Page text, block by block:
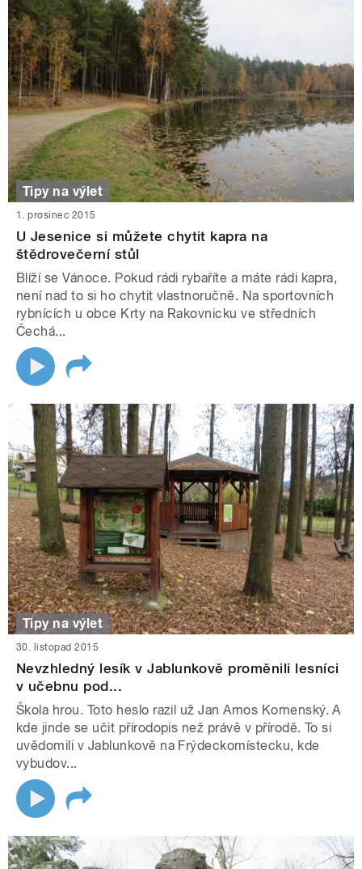
Tipy na výlet
1. prosinec 2015
U Jesenice si můžete chytit kapra na
štědrovečerní stůl
Blíží se Vánoce. Pokud rádi rybaříte a máte rádi kapra,
není nad to si ho chytit vlastnoručně. Na sportovních
rybnících u obce Krty na Rakovnicku ve středních
Čechá...
Tipy na výlet
30. listopad 2015
Nevzhledný lesík v Jablunkově proměnili lesníci
v učebnu pod...
Škola hrou. Toto heslo razil už Jan Amos Komenský. A
kde jinde se učit přírodopis než právě v přírodě. To si
uvědomili v Jablunkově na Frýdeckomístecku, kde
vybudov...